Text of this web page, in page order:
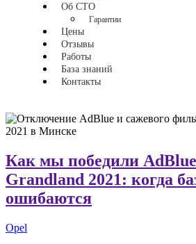
Об СТО
Гарантии
Цены
Отзывы
Работы
База знаний
Контакты
Как мы победили
Grandland 2021: когда
ошибаются
Opel